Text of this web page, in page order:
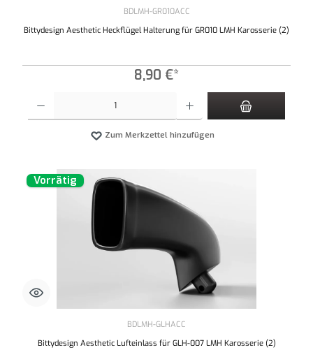
BDLMH-GR010ACC
Bittydesign Aesthetic Heckflügel Halterung für GR010 LMH Karosserie (2)
8,90 €*
Zum Merkzettel hinzufügen
Vorrätig
BDLMH-GLHACC
Bittydesign Aesthetic Lufteinlass für GLH-007 LMH Karosserie (2)